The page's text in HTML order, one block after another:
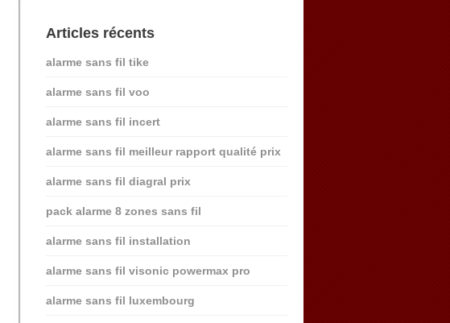
Articles récents
alarme sans fil tike
alarme sans fil voo
alarme sans fil incert
alarme sans fil meilleur rapport qualité prix
alarme sans fil diagral prix
pack alarme 8 zones sans fil
alarme sans fil installation
alarme sans fil visonic powermax pro
alarme sans fil luxembourg